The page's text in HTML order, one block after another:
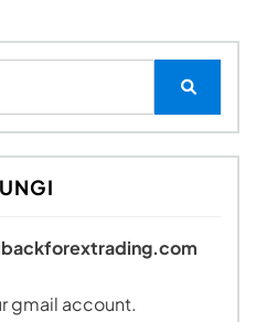
gmail account.